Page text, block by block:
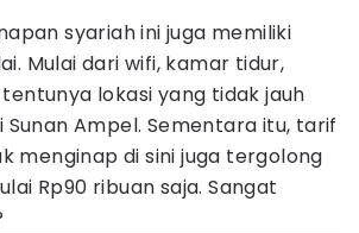
syariah ini juga memiliki
Mulai dari wifi, kamar tidur,
lokasi yang tidak jauh
Ampel. Sementara itu, tarif
menginap di sini juga tergolong
Rp90 ribuan saja. Sangat